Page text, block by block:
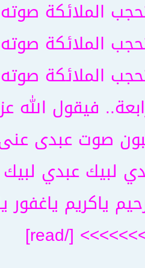
الملائكة
الملائكة
الملائكة
فيقول الله
صوت عبدى
لبيك عبدي
ياكريم ياغفور